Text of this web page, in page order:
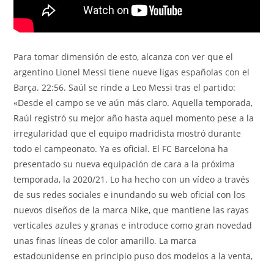
Para tomar dimensión de esto, alcanza con ver que el
argentino Lionel Messi tiene nueve ligas españolas con el
Barça. 22:56. Saúl se rinde a Leo Messi tras el partido:
«Desde el campo se ve aún más claro. Aquella temporada,
Raúl registró su mejor año hasta aquel momento pese a la
irregularidad que el equipo madridista mostró durante
todo el campeonato. Ya es oficial. El FC Barcelona ha
presentado su nueva equipación de cara a la próxima
temporada, la 2020/21. Lo ha hecho con un vídeo a través
de sus redes sociales e inundando su web oficial con los
nuevos diseños de la marca Nike, que mantiene las rayas
verticales azules y granas e introduce como gran novedad
unas finas líneas de color amarillo. La marca
estadounidense en principio puso dos modelos a la venta,